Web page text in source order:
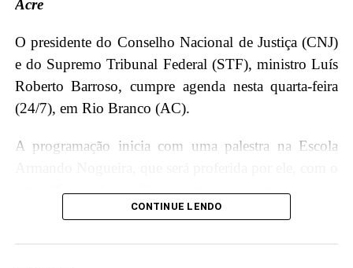
Acre
O presidente do Conselho Nacional de Justiça (CNJ)
e do Supremo Tribunal Federal (STF), ministro Luís
Roberto Barroso, cumpre agenda nesta quarta-feira
(24/7), em Rio Branco (AC).
A programação inicia com uma palestra na Escola
tema “Como fazer diferença para si próprio, para o
Brasil e para o mundo”, onde terá a oportunidade de
CONTINUE LENDO